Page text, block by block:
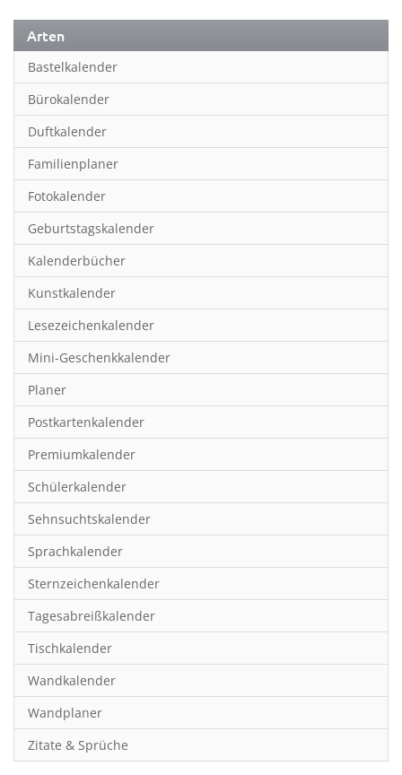
Erotik
Essen & Trinken
Familienplaner
Fantasy
Film
Fotokunst
Frauen
Fußball
Gaming
Geburtstagskalender
Geschichte
Hobby & Basteln
Humor & Cartoon
Inspiration & Entspannung
Inspiration & Spiritualität
Kinderkalender
Kunst
Länder & Städte
Landschaft & Natur
Lifestyle
Literatur
Manga & Animé
Neutrale Kalender
Partner- & Wandplaner
Arten
Bastelkalender
Bürokalender
Duftkalender
Familienplaner
Fotokalender
Geburtstagskalender
Kalenderbücher
Kunstkalender
Lesezeichenkalender
Mini-Geschenkkalender
Planer
Postkartenkalender
Premiumkalender
Schülerkalender
Sehnsuchtskalender
Sprachkalender
Sternzeichenkalender
Tagesabreißkalender
Tischkalender
Wandkalender
Wandplaner
Zitate & Sprüche